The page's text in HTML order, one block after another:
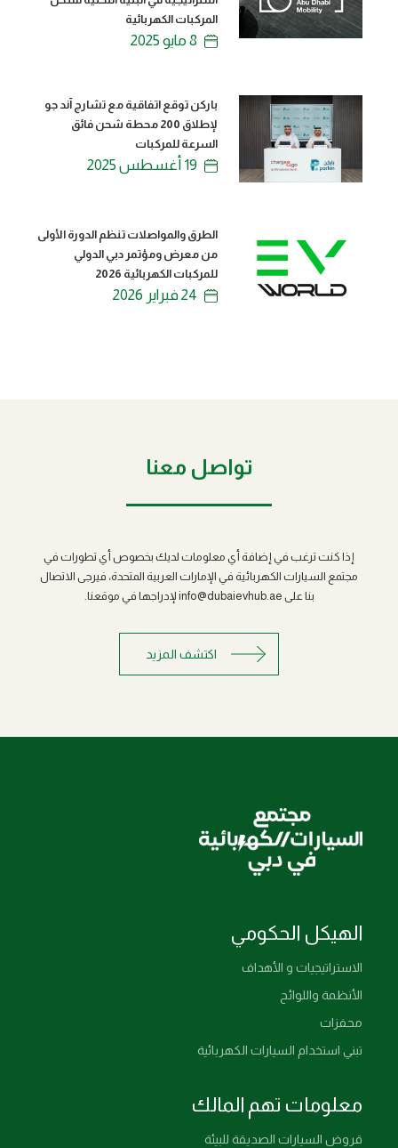
المركبات الكهربائية
8 مايو 2025
باركن توقع اتفاقية مع تشارج آند جو
لإطلاق 200 محطة شحن فائق
السرعة للمركبات
19 أغسطس 2025
الطرق والمواصلات تنظم الدورة الأولى
من معرض ومؤتمر دبي الدولي
للمركبات الكهربائية 2026
24 فبراير 2026
تواصل معنا
إذا كنت ترغب في إضافة أي معلومات لديك بخصوص أي تطورات في
مجتمع السيارات الكهربائية في الإمارات العربية المتحدة، فيرجى الاتصال
بنا على info@dubaievhub.ae لإدراجها في موقعنا.
اكتشف المزيد
الهيكل الحكومي
الاستراتيجيات و الأهداف
الأنظمة واللوائح
محفزات
تبني استخدام السيارات الكهربائية
معلومات تهم المالك
قروض السيارات الصديقة للبيئة